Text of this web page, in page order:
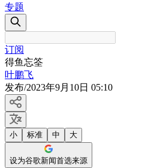
专题
订阅
得鱼忘筌
叶鹏飞
发布/2023年9月10日 05:10
小 标准 中 大
设为谷歌新闻首选来源